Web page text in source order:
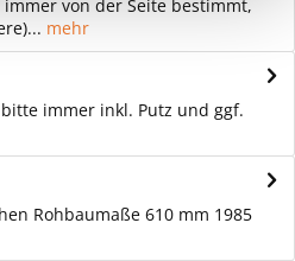
von der Seite bestimmt,
mehr
immer inkl. Putz und ggf.
Rohbaumaße 610 mm 1985